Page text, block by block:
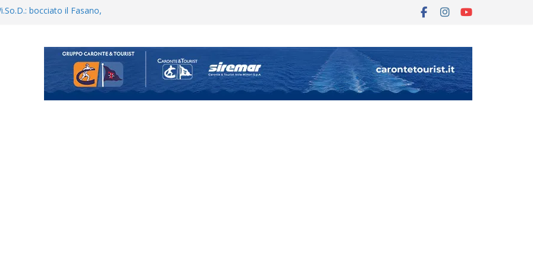
bocciato il Fasano,
Coriano. Speranze al
non molla: “Pronti a
conferma i giovani